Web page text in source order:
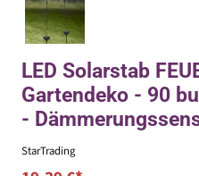
LED Solarstab
Gartendeko - 90
-
StarTrading